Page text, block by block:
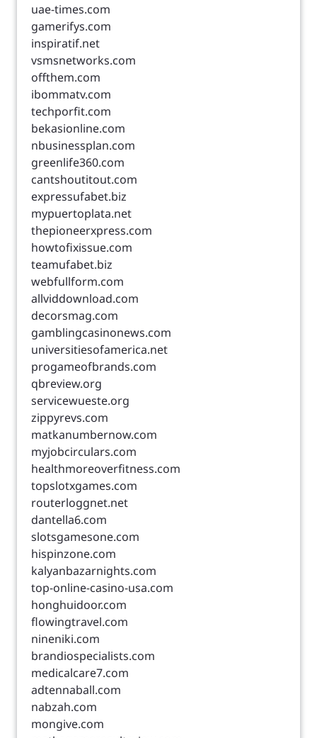
uae-times.com
gamerifys.com
inspiratif.net
vsmsnetworks.com
offthem.com
ibommatv.com
techporfit.com
bekasionline.com
nbusinessplan.com
greenlife360.com
cantshoutitout.com
expressufabet.biz
mypuertoplata.net
thepioneerxpress.com
howtofixissue.com
teamufabet.biz
webfullform.com
allviddownload.com
decorsmag.com
gamblingcasinonews.com
universitiesofamerica.net
progameofbrands.com
qbreview.org
servicewueste.org
zippyrevs.com
matkanumbernow.com
myjobcirculars.com
healthmoreoverfitness.com
topslotxgames.com
routerloggnet.net
dantella6.com
slotsgamesone.com
hispinzone.com
kalyanbazarnights.com
top-online-casino-usa.com
honghuidoor.com
flowingtravel.com
nineniki.com
brandiospecialists.com
medicalcare7.com
adtennaball.com
nabzah.com
mongive.com